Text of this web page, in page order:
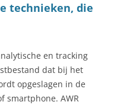
technieken, die
en tracking
dat bij het
opgeslagen in de
smartphone. AWR